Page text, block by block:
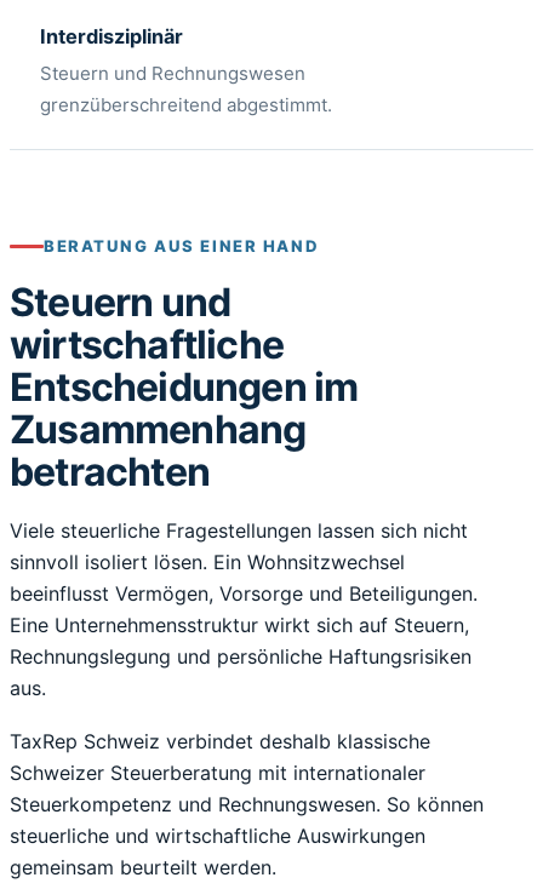
Interdisziplinär
Steuern und Rechnungswesen
grenzüberschreitend abgestimmt.
BERATUNG AUS EINER HAND
Steuern und
wirtschaftliche
Entscheidungen im
Zusammenhang
betrachten
Viele steuerliche Fragestellungen lassen sich nicht
sinnvoll isoliert lösen. Ein Wohnsitzwechsel
beeinflusst Vermögen, Vorsorge und Beteiligungen.
Eine Unternehmensstruktur wirkt sich auf Steuern,
Rechnungslegung und persönliche Haftungsrisiken
aus.
TaxRep Schweiz verbindet deshalb klassische
Schweizer Steuerberatung mit internationaler
Steuerkompetenz und Rechnungswesen. So können
steuerliche und wirtschaftliche Auswirkungen
gemeinsam beurteilt werden.